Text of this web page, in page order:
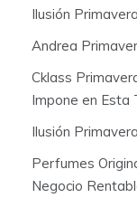
rIlusión
Andrea
Cklass
Impone en Esta
Ilusión
Perfumes
Negocio